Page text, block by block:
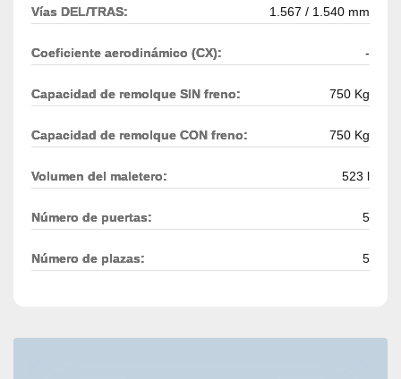
Vías DEL/TRAS: 1.567 / 1.540 mm
Coeficiente aerodinámico (CX): -
Capacidad de remolque SIN freno: 750 Kg
Capacidad de remolque CON freno: 750 Kg
Volumen del maletero: 523 l
Número de puertas: 5
Número de plazas: 5